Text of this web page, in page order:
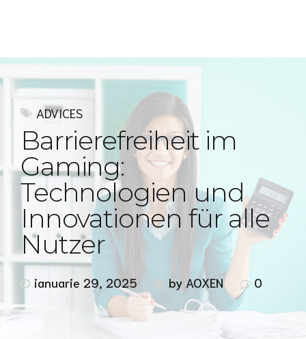
ADVICES
Barrierefreiheit im
Gaming:
Technologien und
Innovationen für alle
Nutzer
ianuarie 29, 2025 by AOXEN 0